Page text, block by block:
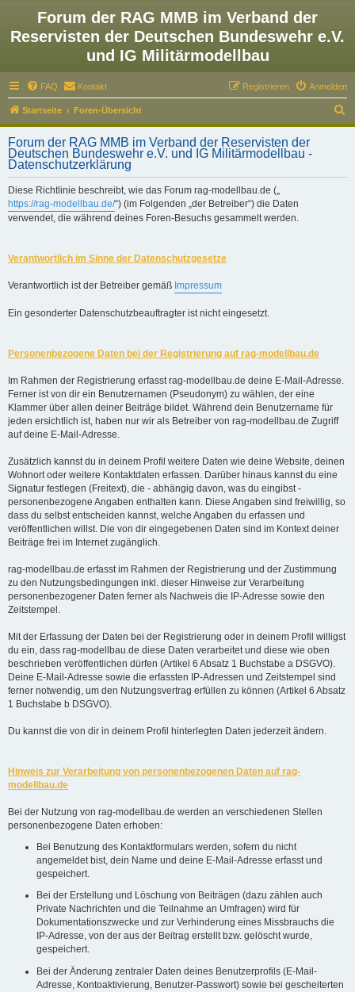
Forum der RAG MMB im Verband der
Reservisten der Deutschen Bundeswehr e.V.
und IG Militärmodellbau
FAQ Kontakt Anmelden
Registrieren
Startseite Foren-Übersicht
u
Forum der RAG MMB im Verband der Reservisten der
Deutschen Bundeswehr e.V. und IG Militärmodellbau -
Datenschutzerklärung
Diese Richtlinie beschreibt, wie das Forum rag-modellbau.de („
https://rag-modellbau.de/“) (im Folgenden „der Betreiber“) die Daten
verwendet, die während deines Foren-Besuchs gesammelt werden.
Verantwortlich im Sinne der Datenschutzgesetze
Verantwortlich ist der Betreiber gemäß Impressum
Ein gesonderter Datenschutzbeauftragter ist nicht eingesetzt.
Personenbezogene Daten bei der Registrierung auf rag-modellbau.de
Im Rahmen der Registrierung erfasst rag-modellbau.de deine E-Mail-Adresse.
Ferner ist von dir ein Benutzernamen (Pseudonym) zu wählen, der eine
Klammer über allen deiner Beiträge bildet. Während dein Benutzername für
jeden ersichtlich ist, haben nur wir als Betreiber von rag-modellbau.de Zugriff
auf deine E-Mail-Adresse.
Zusätzlich kannst du in deinem Profil weitere Daten wie deine Website, deinen
Wohnort oder weitere Kontaktdaten erfassen. Darüber hinaus kannst du eine
Signatur festlegen (Freitext), die - abhängig davon, was du eingibst -
personenbezogene Angaben enthalten kann. Diese Angaben sind freiwillig, so
dass du selbst entscheiden kannst, welche Angaben du erfassen und
veröffentlichen willst. Die von dir eingegebenen Daten sind im Kontext deiner
Beiträge frei im Internet zugänglich.
rag-modellbau.de erfasst im Rahmen der Registrierung und der Zustimmung
zu den Nutzungsbedingungen inkl. dieser Hinweise zur Verarbeitung
personenbezogener Daten ferner als Nachweis die IP-Adresse sowie den
Zeitstempel.
Mit der Erfassung der Daten bei der Registrierung oder in deinem Profil willigst
du ein, dass rag-modellbau.de diese Daten verarbeitet und diese wie oben
beschrieben veröffentlichen dürfen (Artikel 6 Absatz 1 Buchstabe a DSGVO).
Deine E-Mail-Adresse sowie die erfassten IP-Adressen und Zeitstempel sind
ferner notwendig, um den Nutzungsvertrag erfüllen zu können (Artikel 6 Absatz
1 Buchstabe b DSGVO).
Du kannst die von dir in deinem Profil hinterlegten Daten jederzeit ändern.
Hinweis zur Verarbeitung von personenbezogenen Daten auf rag-
modellbau.de
Bei der Nutzung von rag-modellbau.de werden an verschiedenen Stellen
personenbezogene Daten erhoben:
Bei Benutzung des Kontaktformulars werden, sofern du nicht
angemeldet bist, dein Name und deine E-Mail-Adresse erfasst und
gespeichert.
Bei der Erstellung und Löschung von Beiträgen (dazu zählen auch
Private Nachrichten und die Teilnahme an Umfragen) wird für
Dokumentationszwecke und zur Verhinderung eines Missbrauchs die
IP-Adresse, von der aus der Beitrag erstellt bzw. gelöscht wurde,
gespeichert.
Bei der Änderung zentraler Daten deines Benutzerprofils (E-Mail-
Adresse, Kontoaktivierung, Benutzer-Passwort) sowie bei gescheiterten